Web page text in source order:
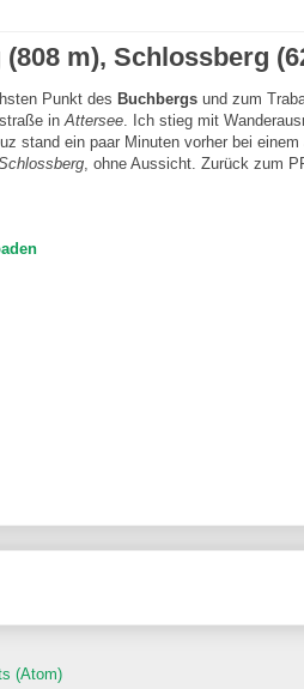
m), Schlossberg
Punkt des Buchbergs und zum
in Attersee . Ich stieg mit
stand ein paar Minuten vorher bei
, ohne Aussicht. Zurück zum
(Atom)